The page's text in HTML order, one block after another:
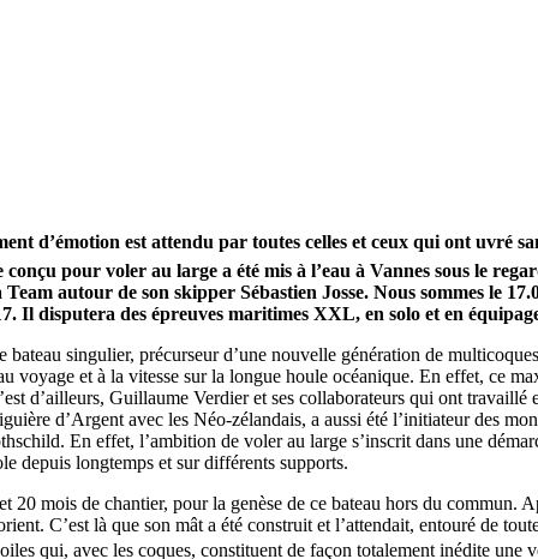
13Fév
Class40,Classe Ultim 32/23,Course au Large,
4 classes, 4 parcours, 4 duos
Source
Transat Café l'Or
d’émotion est attendu par toutes celles et ceux qui ont uvré
pour voler au large a été mis à l’eau à Vannes sous le
autour de son skipper Sébastien Josse. Nous sommes le
Il disputera des épreuves maritimes XXL, en solo et en
singulier, précurseur d’une nouvelle génération de
voyage et à la vitesse sur la longue houle océanique. En effet, ce
d’ailleurs, Guillaume Verdier et ses collaborateurs qui ont
d’Argent avec les Néo-zélandais, a aussi été l’initiateur des
En effet, l’ambition de voler au large s’inscrit dans une
depuis longtemps et sur différents supports.
20 mois de chantier, pour la genèse de ce bateau hors du
C’est là que son mât a été construit et l’attendait, entouré de
qui, avec les coques, constituent de façon totalement inédite une